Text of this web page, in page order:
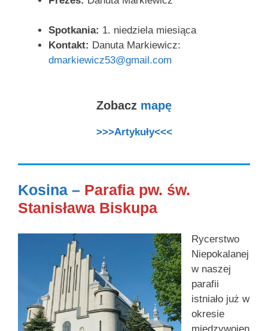
Spotkania: 1. niedziela miesiąca
Kontakt: Danuta Markiewicz:
dmarkiewicz53@gmail.com
Zobacz mapę
>>>Artykuły<<<
Kosina – Parafia pw. św.
Stanisława Biskupa
Rycerstwo
Niepokalanej
w naszej
parafii
istniało już w
okresie